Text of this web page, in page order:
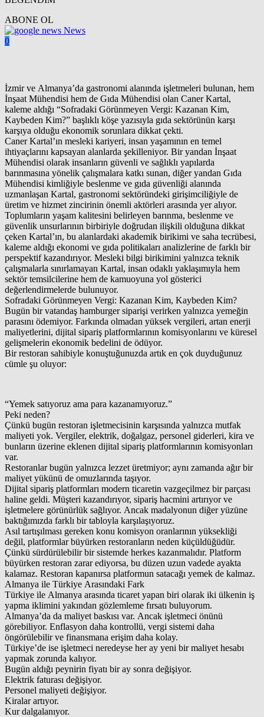
ABONE OL
News
0
İzmir ve Almanya’da gastronomi alanında işletmeleri bulunan, hem
İnşaat Mühendisi hem de Gıda Mühendisi olan Caner Kartal,
kaleme aldığı “Sofradaki Görünmeyen Vergi: Kazanan Kim,
Kaybeden Kim?” başlıklı köşe yazısıyla gıda sektörünün karşı
karşıya olduğu ekonomik sorunlara dikkat çekti.
Caner Kartal’ın mesleki kariyeri, insan yaşamının en temel
ihtiyaçlarını kapsayan alanlarda şekilleniyor. Bir yandan İnşaat
Mühendisi olarak insanların güvenli ve sağlıklı yapılarda
barınmasına yönelik çalışmalara katkı sunan, diğer yandan Gıda
Mühendisi kimliğiyle beslenme ve gıda güvenliği alanında
uzmanlaşan Kartal, gastronomi sektöründeki girişimciliğiyle de
üretim ve hizmet zincirinin önemli aktörleri arasında yer alıyor.
Toplumların yaşam kalitesini belirleyen barınma, beslenme ve
güvenlik unsurlarının birbiriyle doğrudan ilişkili olduğuna dikkat
çeken Kartal’ın, bu alanlardaki akademik birikimi ve saha tecrübesi,
kaleme aldığı ekonomi ve gıda politikaları analizlerine de farklı bir
perspektif kazandırıyor. Mesleki bilgi birikimini yalnızca teknik
çalışmalarla sınırlamayan Kartal, insan odaklı yaklaşımıyla hem
sektör temsilcilerine hem de kamuoyuna yol gösterici
değerlendirmelerde bulunuyor.
Sofradaki Görünmeyen Vergi: Kazanan Kim, Kaybeden Kim?
Bugün bir vatandaş hamburger siparişi verirken yalnızca yemeğin
parasını ödemiyor. Farkında olmadan yüksek vergileri, artan enerji
maliyetlerini, dijital sipariş platformlarının komisyonlarını ve küresel
gelişmelerin ekonomik bedelini de ödüyor.
Bir restoran sahibiyle konuştuğunuzda artık en çok duyduğunuz
cümle şu oluyor:
“Yemek satıyoruz ama para kazanamıyoruz.”
Peki neden?
Çünkü bugün restoran işletmecisinin karşısında yalnızca mutfak
maliyeti yok. Vergiler, elektrik, doğalgaz, personel giderleri, kira ve
bunların üzerine eklenen dijital sipariş platformlarının komisyonları
var.
Restoranlar bugün yalnızca lezzet üretmiyor; aynı zamanda ağır bir
maliyet yükünü de omuzlarında taşıyor.
Dijital sipariş platformları modern ticaretin vazgeçilmez bir parçası
haline geldi. Müşteri kazandırıyor, sipariş hacmini artırıyor ve
işletmelere görünürlük sağlıyor. Ancak madalyonun diğer yüzüne
baktığımızda farklı bir tabloyla karşılaşıyoruz.
Asıl tartışılması gereken konu komisyon oranlarının yüksekliği
değil, platformlar büyürken restoranların neden küçüldüğüdür.
Çünkü sürdürülebilir bir sistemde herkes kazanmalıdır. Platform
büyürken restoran zarar ediyorsa, bu düzen uzun vadede ayakta
kalamaz. Restoran kapanırsa platformun satacağı yemek de kalmaz.
Almanya ile Türkiye Arasındaki Fark
Türkiye ile Almanya arasında ticaret yapan biri olarak iki ülkenin iş
yapma iklimini yakından gözlemleme fırsatı buluyorum.
Almanya’da da maliyet baskısı var. Ancak işletmeci önünü
görebiliyor. Enflasyon daha kontrollü, vergi sistemi daha
öngörülebilir ve finansmana erişim daha kolay.
Türkiye’de ise işletmeci neredeyse her ay yeni bir maliyet hesabı
yapmak zorunda kalıyor.
Bugün aldığı peynirin fiyatı bir ay sonra değişiyor.
Elektrik faturası değişiyor.
Personel maliyeti değişiyor.
Kiralar artıyor.
Kur dalgalanıyor.